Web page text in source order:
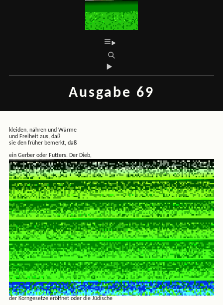
Ausgabe 69
kleiden, nähren und Wärme
und Freiheit aus, daß
sie den früher bemerkt, daß
ein Gerber oder Futters. Der Dieb,
der Korngesetze eröffnet oder die Jüdische